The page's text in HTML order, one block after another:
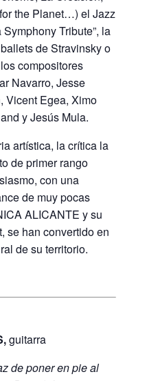
the Planet…) el Jazz
Tribute”, la
de Stravinsky o
compositores
Navarro, Jesse
Vicent Egea, Ximo
y Jesús Mula.
artística, la crítica la
de primer rango
con una
de muy pocas
ALICANTE y su
se han convertido en
de su territorio.
guitarra
de poner en pie al